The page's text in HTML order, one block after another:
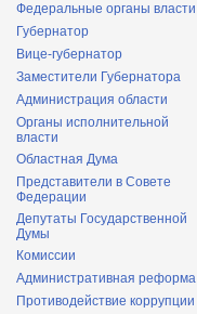
Федеральные органы власти
Губернатор
Вице-губернатор
Заместители Губернатора
Администрация области
Органы исполнительной
власти
Областная Дума
Представители в Совете
Федерации
Депутаты Государственной
Думы
Комиссии
Административная реформа
Противодействие коррупции